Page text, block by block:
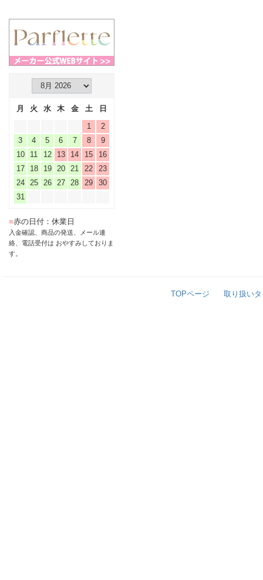
月 火 水 木 金 土
日
1
2
3
4 5 6 7 8
9
10
11 12 13 14 15
16
17
18 19 20 21 22
23
24
25 26 27 28 29
30
31
■赤の日付：休業日
入金確認、商品の発送、メール連
絡、電話受付は おやすみしておりま
す。
TOPページ 取り扱い